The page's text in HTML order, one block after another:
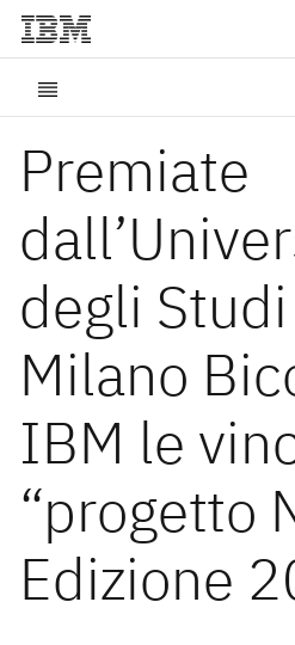
Premiate
degli
Milano
IBM le
“progetto
Edizione